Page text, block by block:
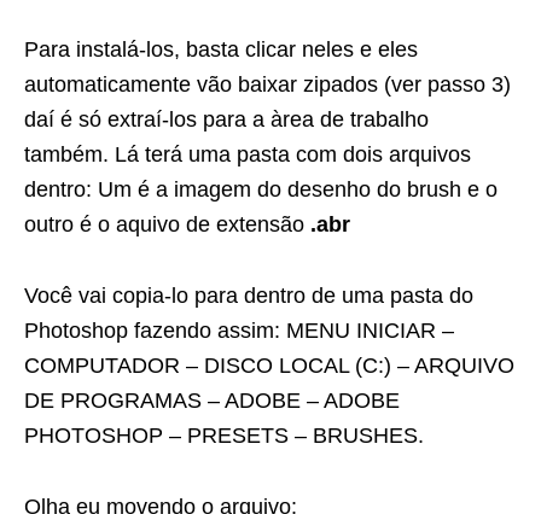
Para instalá-los, basta clicar neles e eles
automaticamente vão baixar zipados (ver passo 3)
daí é só extraí-los para a àrea de trabalho
também. Lá terá uma pasta com dois arquivos
dentro: Um é a imagem do desenho do brush e o
outro é o aquivo de extensão .abr
Você vai copia-lo para dentro de uma pasta do
Photoshop fazendo assim: MENU INICIAR –
COMPUTADOR – DISCO LOCAL (C:) – ARQUIVO
DE PROGRAMAS – ADOBE – ADOBE
PHOTOSHOP – PRESETS – BRUSHES.
Olha eu movendo o arquivo: